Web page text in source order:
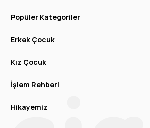
Popüler Kategoriler
Erkek Çocuk
Kız Çocuk
İşlem Rehberi
Hikayemiz